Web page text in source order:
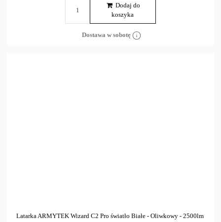
Dodaj do
koszyka
Dostawa w sobotę
Latarka ARMYTEK Wizard C2 Pro światło Białe - Oliwkowy - 2500lm